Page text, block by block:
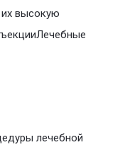
высокую
лечебной